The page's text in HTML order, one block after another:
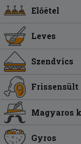
Előétel
Leves
Szendvics
Frissensült
Magyaros
Gyros